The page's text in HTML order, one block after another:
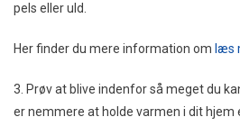
pels eller uld.
Her finder du mere information om læs
3. Prøv at blive indenfor så meget du
er nemmere at holde varmen i dit hjem